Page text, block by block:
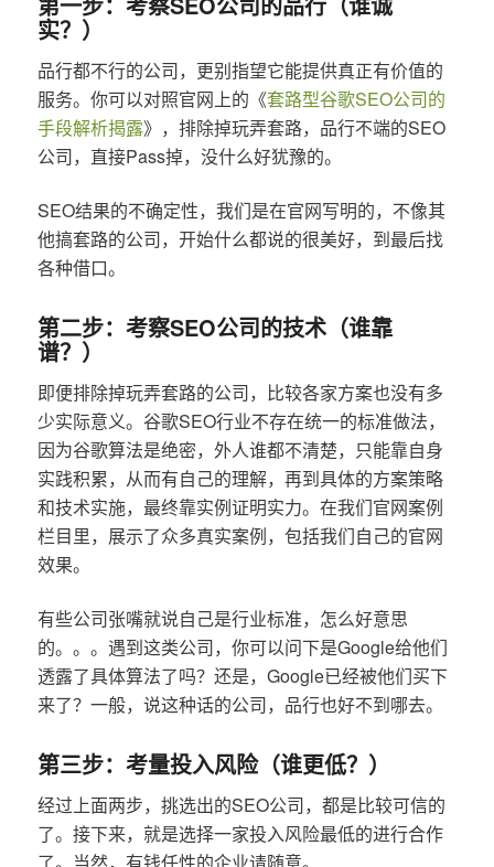
实？）
品行都不行的公司，更别指望它能提供真正有价值的
服务。你可以对照官网上的《套路型谷歌SEO公司的
手段解析揭露》，排除掉玩弄套路，品行不端的SEO
公司，直接Pass掉，没什么好犹豫的。
SEO结果的不确定性，我们是在官网写明的，不像其
他搞套路的公司，开始什么都说的很美好，到最后找
各种借口。
第二步：考察SEO公司的技术（谁靠
谱？）
即便排除掉玩弄套路的公司，比较各家方案也没有多
少实际意义。谷歌SEO行业不存在统一的标准做法，
因为谷歌算法是绝密，外人谁都不清楚，只能靠自身
实践积累，从而有自己的理解，再到具体的方案策略
和技术实施，最终靠实例证明实力。在我们官网案例
栏目里，展示了众多真实案例，包括我们自己的官网
效果。
有些公司张嘴就说自己是行业标准，怎么好意思
的。。。遇到这类公司，你可以问下是Google给他们
透露了具体算法了吗？还是，Google已经被他们买下
来了？一般，说这种话的公司，品行也好不到哪去。
第三步：考量投入风险（谁更低？）
经过上面两步，挑选出的SEO公司，都是比较可信的
了。接下来，就是选择一家投入风险最低的进行合作